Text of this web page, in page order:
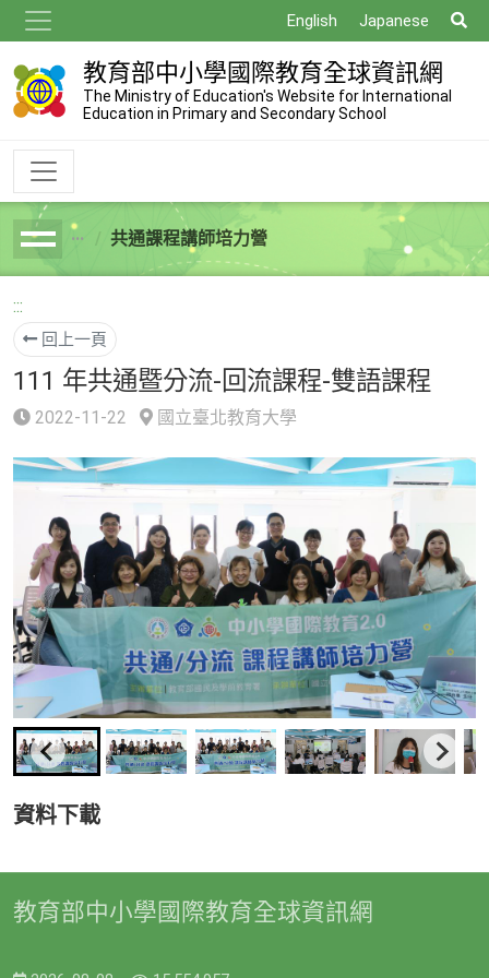
到
主
要
內
English Japanese
尋
教育部中小學國際教育全球資訊網
The Ministry of Education's Website for International
Education in Primary and Secondary School
breadcrumb共通課程講師培力營
:::
回上一頁
111 年共通暨分流-回流課程-雙語課程
2022-11-22 國立臺北教育大學
資料下載
教育部中小學國際教育全球資訊網